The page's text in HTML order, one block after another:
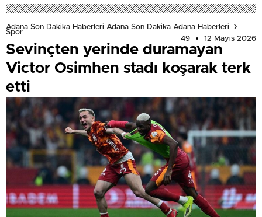
Adana Son Dakika Haberleri Adana Son Dakika Adana Haberleri
Spor
49
12 Mayıs 2026
Sevinçten yerinde duramayan
Victor Osimhen stadı koşarak terk
etti